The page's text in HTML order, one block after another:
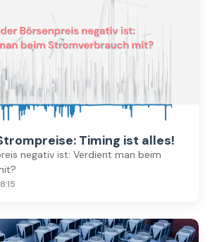
Timing ist alles!
negativ ist: Verdient man beim